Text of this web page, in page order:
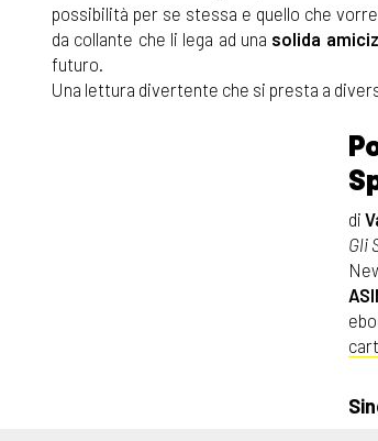
possibilità per se stessa e quello che
da collante che li lega ad una solida
futuro.
Una lettura divertente che si presta a
di
Gli